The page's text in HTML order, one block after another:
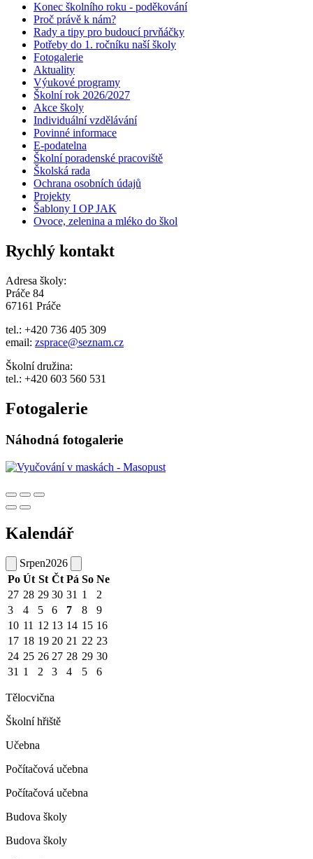
Konec školního roku - poděkování
Proč právě k nám?
Rady a tipy pro budoucí prvňáčky
Potřeby do 1. ročníku naší školy
Fotogalerie
Aktuality
Výukové programy
Školní rok 2026/2027
Akce školy
Individuální vzdělávání
Povinné informace
E-podatelna
Školní poradenské pracoviště
Školská rada
Ochrana osobních údajů
Projekty
Šablony I OP JAK
Ovoce, zelenina a mléko do škol
Rychlý kontakt
Adresa školy:
Práče 84
67161 Práče
tel.: +420 736 405 309
email: zsprace@seznam.cz
Školní družina:
tel.: +420 603 560 531
Fotogalerie
Náhodná fotogalerie
Kalendář
Srpen2026
Po Út St Čt Pá So Ne
27 28 29 30 31 1
2
3
4 5 6 7 8
9
10 11 12 13 14 15 16
17 18 19 20 21 22 23
24 25 26 27 28 29 30
31 1 2 3 4 5 6
Tělocvična
Školní hřiště
Učebna
Počítačová učebna
Počítačová učebna
Budova školy
Budova školy